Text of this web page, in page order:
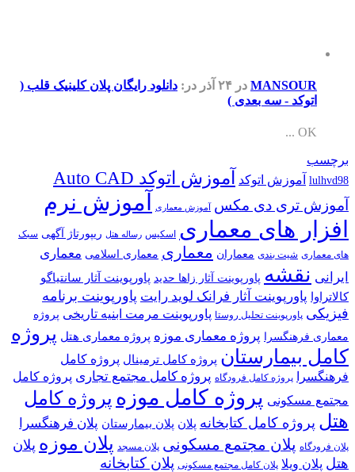
MANSOUR در ۲۴ آذر در: دانلود رایگان پلان کلینیک قلب (
اتوکد - سه بعدی )
OK ...
برچسب
lulhvd98 آموزش اتوکد آموزش اتوکد Auto CAD
آموزش تری دی مکس آموزش معماری
آموزش نرم
افزار های معماری اسکیس رساله هتل ریپورتاژ آگهی سبک
های معماری شیت بندی معماران معماری معماری اسلامی معماری
ایرانی نقشه پاورپوینت آثار زاها حدید پاورپوینت آثار سانتیاگو
کالاتراوا پاورپوینت آثار فرانک لوید رایت پاورپوینت برنامه
فیزیکی پاورپوینت تحلیل روستا پاورپوینت مرمت ابنیه تاریخی پروژه
معماری فرهنگسرا پروژه معماری موزه پروژه معماری هتل پروژه
کامل بیمارستان پروژه کامل ترمینال پروژه کامل
فرهنگسرا
پروژه کامل فرودگاه پروژه کامل مجتمع تجاری پروژه کامل
مجتمع مسکونی پروژه کامل موزه پروژه کامل
هتل پروژه کامل کتابخانه پلان پلان بیمارستان پلان فرهنگسرا
پلان فرودگاه پلان مجتمع مسکونی پلان مسجد پلان موزه پلان
هتل پلان ویلا پلان کامل مجتمع مسکونی پلان کتابخانه